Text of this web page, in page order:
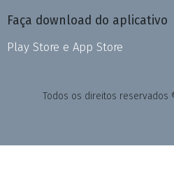
Faça download do aplicativo
Play Store e App Store
Todos os direitos reservados